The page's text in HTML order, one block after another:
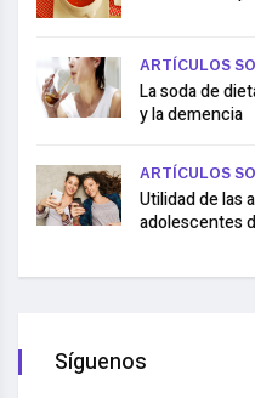
ARTÍCULOS
La soda de
y la demencia
ARTÍCULOS
Utilidad de las
adolescentes
Síguenos